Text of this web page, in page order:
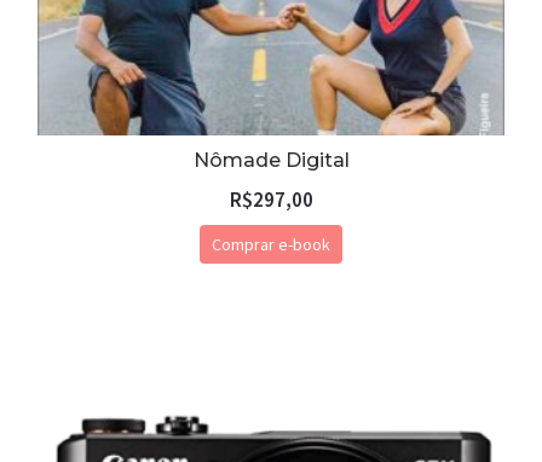
Nômade Digital
R$297,00
Comprar e-book